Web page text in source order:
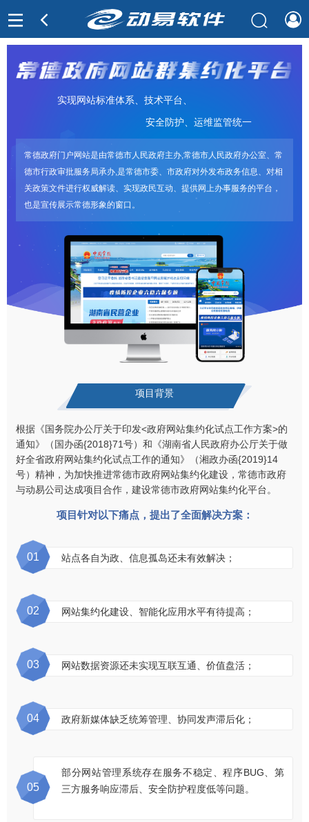
实现网站标准体系、技术平台、
安全防护、运维监管统一
常德政府门户网站是由常德市人民政府主办,常德市人民政府办公室、常
德市行政审批服务局承办,是常德市委、市政府对外发布政务信息、对相
关政策文件进行权威解读、实现政民互动、提供网上办事服务的平台，
也是宣传展示常德形象的窗口。
项目背景
根据《国务院办公厅关于印发<政府网站集约化试点工作方案>的
通知》（国办函{2018}71号）和《湖南省人民政府办公厅关于做
好全省政府网站集约化试点工作的通知》（湘政办函{2019}14
号）精神，为加快推进常德市政府网站集约化建设，常德市政府
与动易公司达成项目合作，建设常德市政府网站集约化平台。
项目针对以下痛点，提出了全面解决方案：
01 站点各自为政、信息孤岛还未有效解决；
02 网站集约化建设、智能化应用水平有待提高；
03 网站数据资源还未实现互联互通、价值盘活；
04 政府新媒体缺乏统筹管理、协同发声滞后化；
05
部分网站管理系统存在服务不稳定、程序BUG、第
三方服务响应滞后、安全防护程度低等问题。